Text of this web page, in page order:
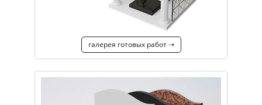
галерея готовых работ ⇢